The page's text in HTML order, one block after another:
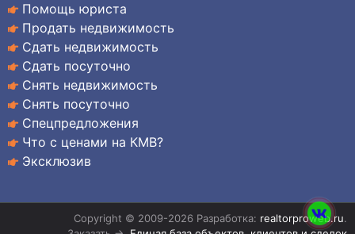
Помощь юриста
Продать недвижимость
Сдать недвижимость
Сдать посуточно
Снять недвижимость
Снять посуточно
Спецпредложения
Что с ценами на КМВ?
Эксклюзив
Copyright © 2009-2026 Разработка: realtorproweb.ru.